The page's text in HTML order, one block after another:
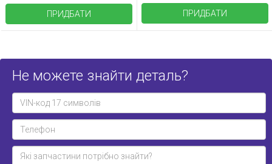
ПРИДБАТИ ПРИДБАТИ
Не можете знайти деталь?